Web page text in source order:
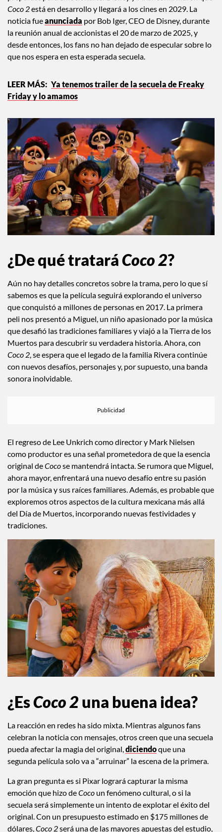
Si pensabas que el viaje de Cocohabía llegado a su fin,
prepárate para emocionarte: Disney y Pixar confirmaron que
Coco 2 está en desarrollo y llegará a los cines en 2029. La
noticia fueanunciadapor Bob Iger, CEO de Disney, durante
desde entonces, los fans no han dejado de especular sobre lo
que nos espera en esta esperada secuela.
Ya tenemos trailer de la secuela de Freaky
Friday y lo amamos
¿De qué trataráCoco 2?
Aún no hay detalles concretos sobre la trama, pero lo que sí
sabemos es que la película seguirá explorando el universo
que conquistó a millones de personas en 2017. La primera
peli nos presentó a Miguel, un niño apasionado por la música
que desafió las tradiciones familiares y viajó a la Tierra de los
Muertos para descubrir su verdadera historia. Ahora, con
con nuevos desafíos, personajes y, por supuesto, una banda
El regreso de Lee Unkrich como director y Mark Nielsen
como productor es una señal prometedora de que la esencia
original deCocose mantendrá intacta. Se rumora que Miguel,
ahora mayor, enfrentará una nuevo desafío entre su pasión
por la música y sus raíces familiares. Además, es probable que
exploremos otros aspectos de la cultura mexicana más allá
del Día de Muertos, incorporando nuevas festividades y
tradiciones.
¿EsCoco 2una buena idea?
La reacción en redes ha sido mixta. Mientras algunos fans
celebran la noticia con mensajes, otros creen que una secuela
pueda afectar la magia del original,diciendoque una
segunda película solo va a “arruinar” la escena de la primera.
La gran pregunta es si Pixar logrará capturar la misma